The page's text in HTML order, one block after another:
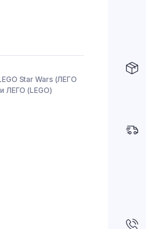
Star Wars (ЛЕГО
ЛЕГО (LEGO)